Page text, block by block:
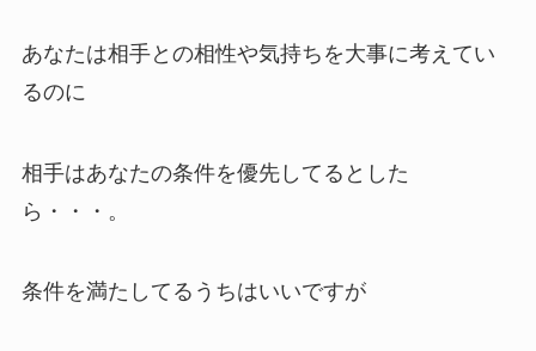
あなたは相手との相性や気持ちを大事に考えてい
るのに
相手はあなたの条件を優先してるとした
ら・・・。
条件を満たしてるうちはいいですが